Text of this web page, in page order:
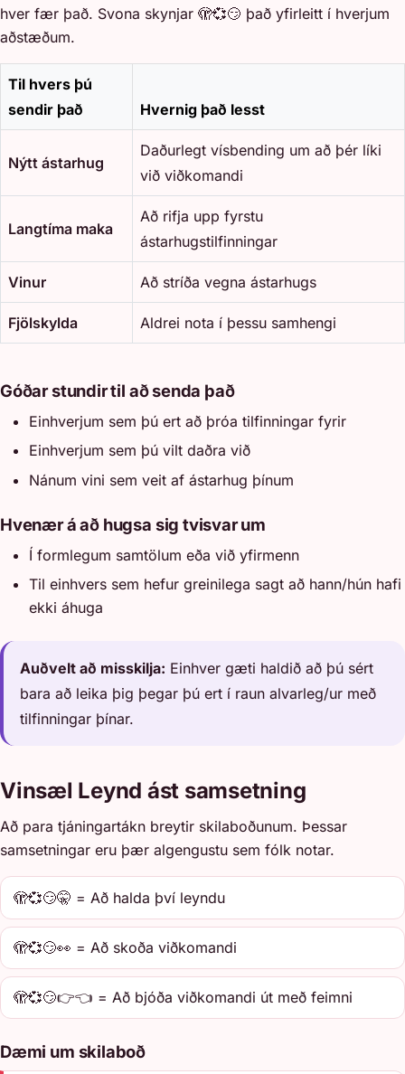
hver fær það. Svona skynjar 🫣💞😏 það yfirleitt í hverjum
aðstæðum.
Til hvers þú
sendir það
Hvernig það lesst
Nýtt ástarhug
Daðurlegt vísbending um að þér líki
við viðkomandi
Langtíma maka
Að rifja upp fyrstu
ástarhugstilfinningar
Vinur Að stríða vegna ástarhugs
Fjölskylda Aldrei nota í þessu samhengi
Góðar stundir til að senda það
Einhverjum sem þú ert að þróa tilfinningar fyrir
Einhverjum sem þú vilt daðra við
Nánum vini sem veit af ástarhug þínum
Hvenær á að hugsa sig tvisvar um
Í formlegum samtölum eða við yfirmenn
Til einhvers sem hefur greinilega sagt að hann/hún hafi
ekki áhuga
Auðvelt að misskilja: Einhver gæti haldið að þú sért
bara að leika þig þegar þú ert í raun alvarleg/ur með
tilfinningar þínar.
Vinsæl Leynd ást samsetning
Að para tjáningartákn breytir skilaboðunum. Þessar
samsetningar eru þær algengustu sem fólk notar.
🫣💞😏🤫 = Að halda því leyndu
🫣💞😏👀 = Að skoða viðkomandi
🫣💞😏👉👈 = Að bjóða viðkomandi út með feimni
Dæmi um skilaboð